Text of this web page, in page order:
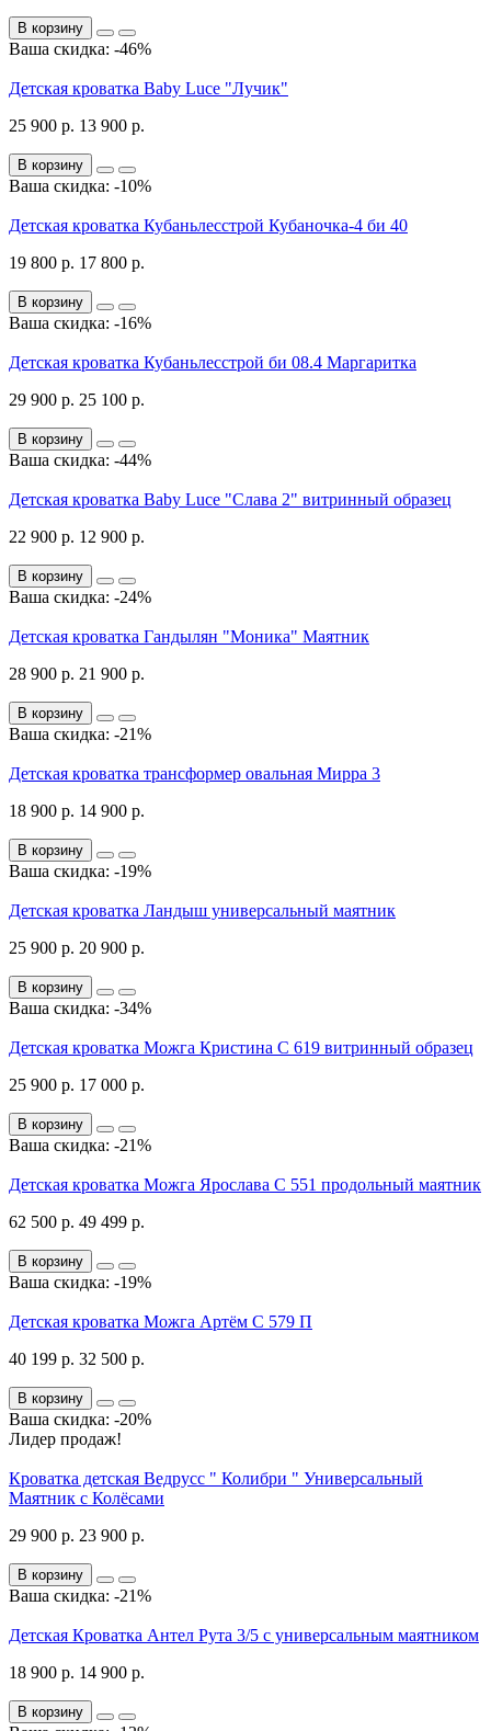
В корзину
Ваша скидка: -46%
Детская кроватка Baby Luce "Лучик"
25 900 р. 13 900 р.
В корзину
Ваша скидка: -10%
Детская кроватка Кубаньлесстрой Кубаночка-4 би 40
19 800 р. 17 800 р.
В корзину
Ваша скидка: -16%
Детская кроватка Кубаньлесстрой би 08.4 Маргаритка
29 900 р. 25 100 р.
В корзину
Ваша скидка: -44%
Детская кроватка Baby Luce "Слава 2" витринный образец
22 900 р. 12 900 р.
В корзину
Ваша скидка: -24%
Детская кроватка Гандылян "Моника" Маятник
28 900 р. 21 900 р.
В корзину
Ваша скидка: -21%
Детская кроватка трансформер овальная Мирра 3
18 900 р. 14 900 р.
В корзину
Ваша скидка: -19%
Детская кроватка Ландыш универсальный маятник
25 900 р. 20 900 р.
В корзину
Ваша скидка: -34%
Детская кроватка Можга Кристина С 619 витринный образец
25 900 р. 17 000 р.
В корзину
Ваша скидка: -21%
Детская кроватка Можга Ярослава С 551 продольный маятник
62 500 р. 49 499 р.
В корзину
Ваша скидка: -19%
Детская кроватка Можга Артём С 579 П
40 199 р. 32 500 р.
В корзину
Ваша скидка: -20%
Лидер продаж!
Кроватка детская Ведрусс " Колибри " Универсальный
Маятник с Колёсами
29 900 р. 23 900 р.
В корзину
Ваша скидка: -21%
Детская Кроватка Антел Рута 3/5 с универсальным маятником
18 900 р. 14 900 р.
В корзину